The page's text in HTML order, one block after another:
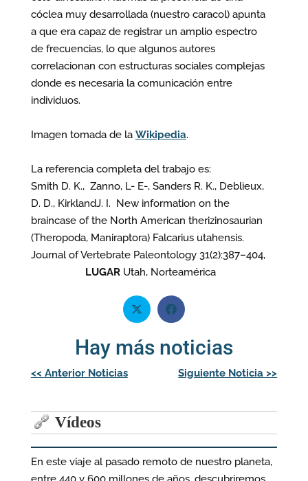
cóclea muy desarrollada (nuestro caracol) apunta
a que era capaz de registrar un amplio espectro
de frecuencias, lo que algunos autores
correlacionan con estructuras sociales complejas
donde es necesaria la comunicación entre
individuos.
Imagen tomada de la Wikipedia.
La referencia completa del trabajo es:
Smith D. K., Zanno, L- E-, Sanders R. K., Deblieux,
D. D., KirklandJ. I. New information on the
braincase of the North American therizinosaurian
(Theropoda, Maniraptora) Falcarius utahensis.
Journal of Vertebrate Paleontology 31(2):387–404,
LUGARUtah, Norteamérica
Hay más noticias
Navegación
de
<< Anterior Noticias Siguiente Noticia >>
Vídeos
En este viaje al pasado remoto de nuestro planeta,